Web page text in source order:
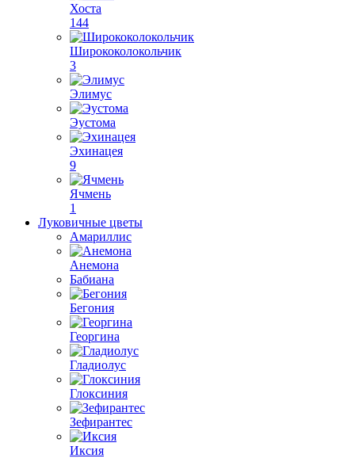
Хоста
144
Ширококолокольчик
3
Элимус
Эустома
Эхинацея
9
Ячмень
1
Луковичные цветы
Амариллис
Анемона
Бабиана
Бегония
Георгина
Гладиолус
Глоксиния
Зефирантес
Иксия